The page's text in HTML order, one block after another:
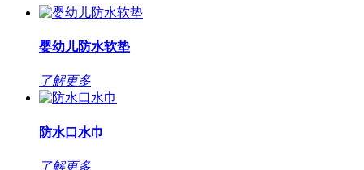
婴幼儿防水软垫
了解更多
防水口水巾
了解更多